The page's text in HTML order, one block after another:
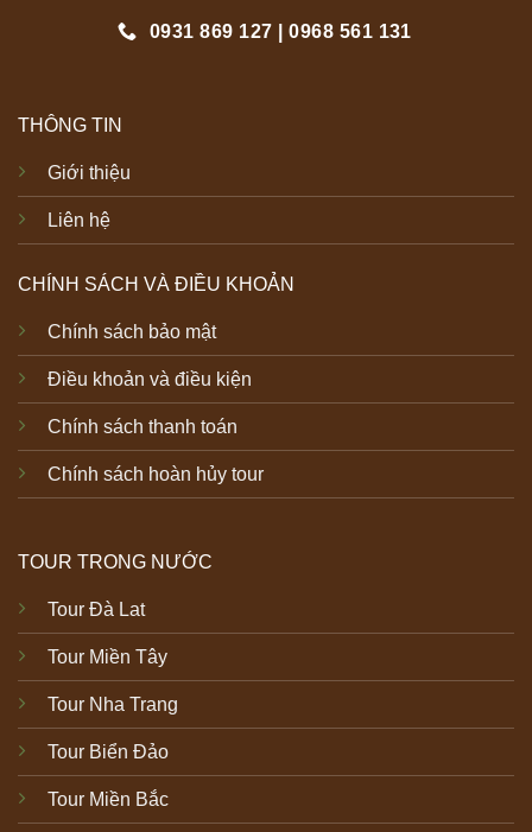
0931 869 127 | 0968 561 131
THÔNG TIN
Giới thiệu
Liên hệ
CHÍNH SÁCH VÀ ĐIỀU KHOẢN
Chính sách bảo mật
Điều khoản và điều kiện
Chính sách thanh toán
Chính sách hoàn hủy tour
TOUR TRONG NƯỚC
Tour Đà Lat
Tour Miền Tây
Tour Nha Trang
Tour Biển Đảo
Tour Miền Bắc